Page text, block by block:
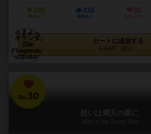
240
興味あり
416
経験あり
60
お気に入り
カートに追加する
4,950円（税込）
No.30
想いは満天の星に
With in the Starry Star